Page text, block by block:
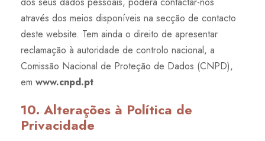
através dos meios disponíveis na secção de contacto
deste website. Tem ainda o direito de apresentar
reclamação à autoridade de controlo nacional, a
Comissão Nacional de Proteção de Dados (CNPD),
em www.cnpd.pt.
10. Alterações à Política de
Privacidade